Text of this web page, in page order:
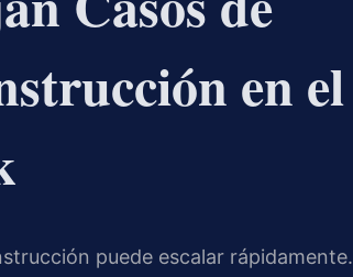
en el
puede escalar rápidamente.